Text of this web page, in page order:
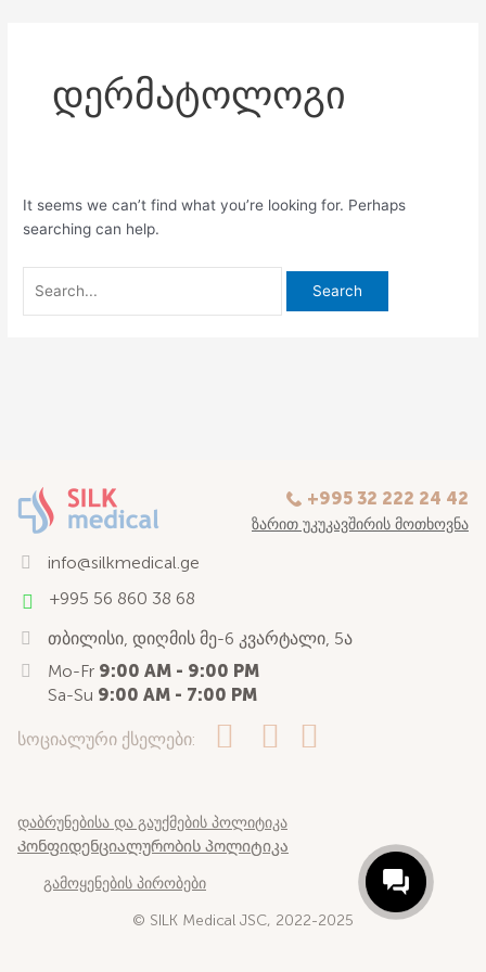
დერმატოლოგი
It seems we can’t find what you’re looking for. Perhaps
searching can help.
+995 32 222 24 42
ᲖᲐᲠᲘᲗ ᲣᲙᲣᲙᲐᲕᲨᲘᲠᲘᲡ ᲛᲝᲗᲮᲝᲕᲜᲐ
info@silkmedical.ge
+995 56 860 38 68
თბილისი, დიღმის მე-6 კვარტალი, 5ა
Mo-Fr 9:00 AM - 9:00 PM
Sa-Su 9:00 AM - 7:00 PM
სოციალური ქსელები:
დაბრუნებისა და გაუქმების პოლიტიკა
Კონფიდენციალურობის პოლიტიკა
გამოყენების პირობები
© SILK Medical JSC, 2022-2025